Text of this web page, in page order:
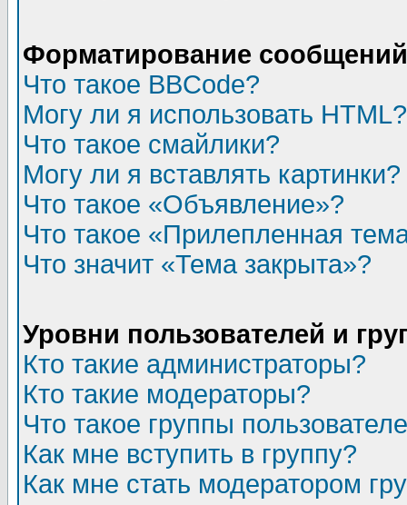
Форматирование
Что такое BBCode?
Могу ли я использовать HTML?
Что такое смайлики?
Могу ли я вставлять картинки?
Что такое «Объявление»?
Что такое «Прилепленная
Что значит «Тема закрыта»?
Уровни пользователей и
Кто такие администраторы?
Кто такие модераторы?
Что такое группы
Как мне вступить в группу?
Как мне стать модератором